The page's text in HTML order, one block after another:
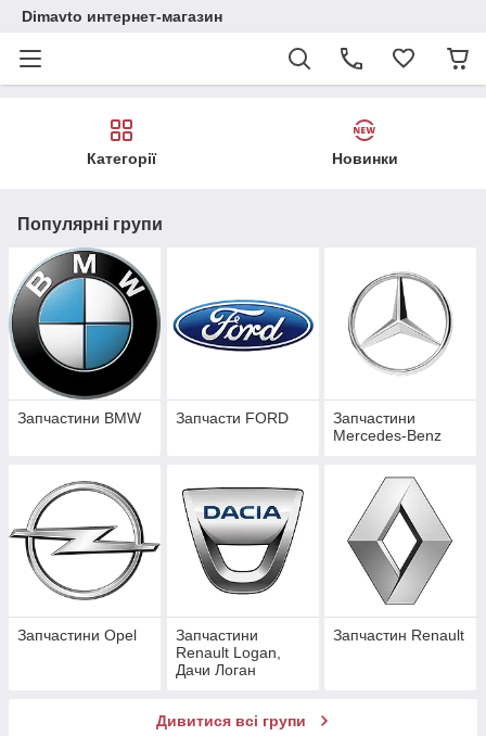
Dimavto интернет-магазин
Категорії Новинки
Популярні групи
Запчастини BMW Запчасти FORD
Запчастини
Mercedes-Benz
Запчастини Opel
Запчастини
Renault Logan,
Дачи Логан
Запчастин Renault
Дивитися всі групи